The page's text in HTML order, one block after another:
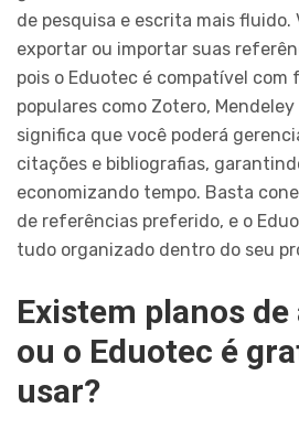
de pesquisa e escrita mais fluido.
exportar ou importar suas
pois o Eduotec é compatível com
populares como Zotero, Mendeley
significa que você poderá
citações e bibliografias,
economizando tempo. Basta
de referências preferido, e o
tudo organizado dentro do seu
Existem planos
ou o Eduotec é
usar?